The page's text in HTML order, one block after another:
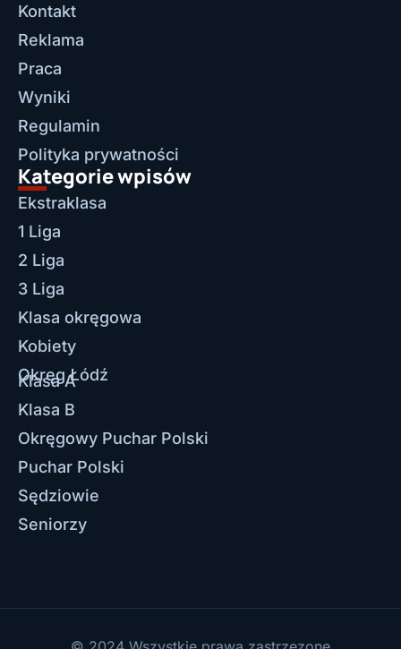
Kontakt
Reklama
Praca
Wyniki
Regulamin
Polityka prywatności
Kategorie wpisów
Ekstraklasa
1 Liga
2 Liga
3 Liga
Klasa okręgowa
Kobiety
Okręg Łódź
Klasa A
Klasa B
Okręgowy Puchar Polski
Puchar Polski
Sędziowie
Seniorzy